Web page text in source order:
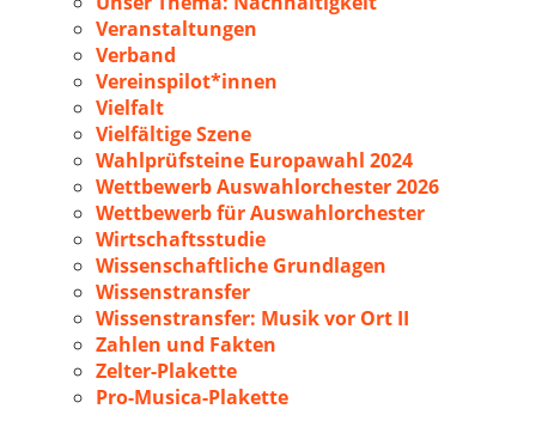
Veranstaltungen
Verband
Vereinspilot*innen
Vielfalt
Vielfältige Szene
Wahlprüfsteine Europawahl 2024
Wettbewerb Auswahlorchester 2026
Wettbewerb für Auswahlorchester
Wirtschaftsstudie
Wissenschaftliche Grundlagen
Wissenstransfer
Wissenstransfer: Musik vor Ort II
Zahlen und Fakten
Zelter-Plakette
Pro-Musica-Plakette